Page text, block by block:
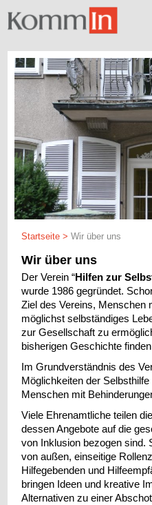
Startseite >Wir über uns
Wir über uns
Der Verein “Hilfen zur
wurde 1986 gegründet.
Ziel des Vereins, Menschen
möglichst selbständiges
zur Gesellschaft zu
bisherigen Geschichte
Im Grundverständnis des
Möglichkeiten der
Menschen mit
Viele Ehrenamtliche teilen
dessen Angebote auf die
von Inklusion bezogen sind.
von außen, einseitige
Hilfegebenden und
bringen Ideen und kreative
Alternativen zu einer